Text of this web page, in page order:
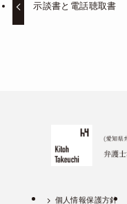
示談書と電話聴取書
個人情報保護方針